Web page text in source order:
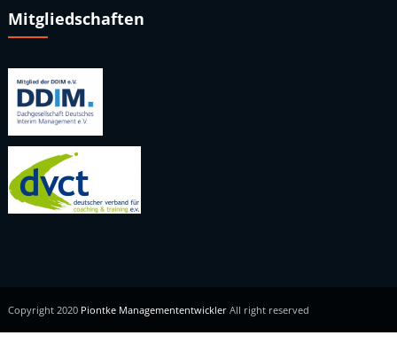
Mitgliedschaften
Copyright 2020 Piontke Managemententwickler All right reserved